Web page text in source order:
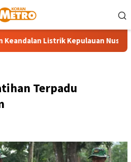
Listrik Kepulauan Nusa Utara
Terpadu